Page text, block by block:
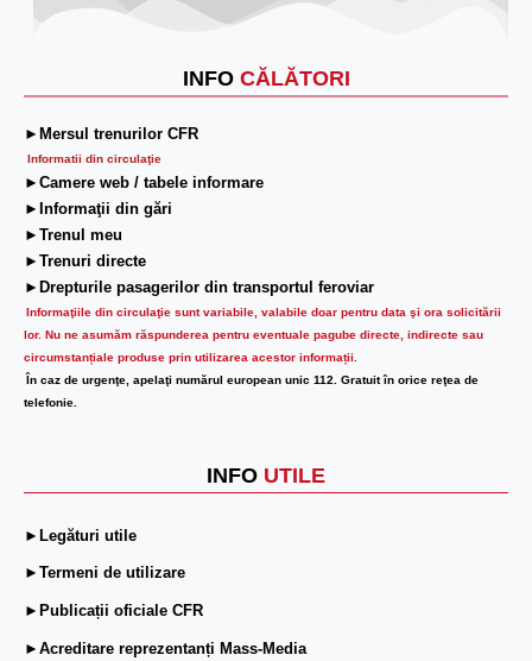
INFO CĂLĂTORI
►Mersul trenurilor CFR
Informatii din circulaţie
►Camere web / tabele informare
►Informaţii din gări
►Trenul meu
►Trenuri directe
►Drepturile pasagerilor din transportul feroviar
Informaţiile din circulaţie sunt variabile, valabile doar pentru data şi ora solicitării
lor. Nu ne asumăm răspunderea pentru eventuale pagube directe, indirecte sau
circumstanțiale produse prin utilizarea acestor informații.
În caz de urgenţe, apelaţi numărul european unic 112. Gratuit în orice reţea de
telefonie.
INFO UTILE
►Legături utile
►Termeni de utilizare
►Publicații oficiale CFR
►Acreditare reprezentanți Mass-Media